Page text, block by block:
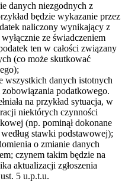
danych niezgodnych z
będzie wykazanie przez
naliczony wynikający z
ze świadczeniem
ten w całości związany
(co może skutkować
wszystkich danych istotnych
podatkowego.
na przykład sytuacja, w
niektórych czynności
(np. pominął dokonane
stawki podstawowej);
o zmianie danych
czynem takim będzie na
aktualizacji zgłoszenia
5 u.p.t.u.